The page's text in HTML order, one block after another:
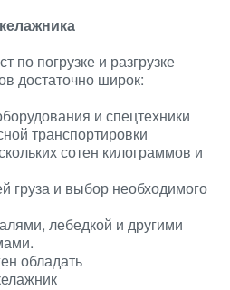
по погрузке и разгрузке
достаточно широк:
и спецтехники
транспортировки
сотен килограммов и
груза и выбор необходимого
лебедкой и другими
обладать